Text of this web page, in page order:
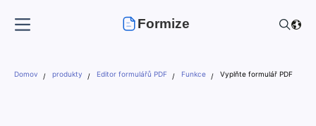
Formize
Domov produkty Editor formulářů PDF Funkce Vyplňte formulář PDF